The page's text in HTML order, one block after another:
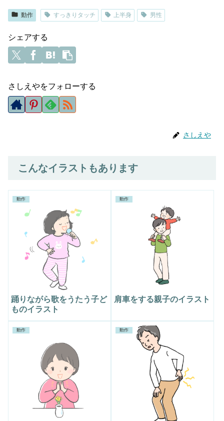
動作 すっきりタッチ 上半身 男性
シェアする
さしえやをフォローする
さしえや
こんなイラストもあります
動作
踊りながら歌をうたう子ど
ものイラスト
動作
肩車をする親子のイラスト
動作 動作